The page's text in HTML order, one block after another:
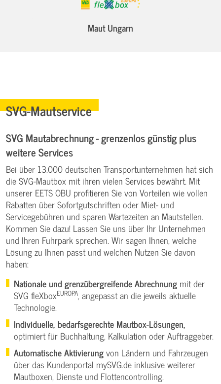
Maut Ungarn
SVG-Mautservice
SVG Mautabrechnung - grenzenlos günstig plus
weitere Services
Bei über 13.000 deutschen Transportunternehmen hat sich
die SVG-Mautbox mit ihren vielen Services bewährt. Mit
unserer EETS OBU profitieren Sie von Vorteilen wie vollen
Rabatten über Sofortgutschriften oder Miet- und
Servicegebühren und sparen Wartezeiten an Mautstellen.
Kommen Sie dazu! Lassen Sie uns über Ihr Unternehmen
und Ihren Fuhrpark sprechen. Wir sagen Ihnen, welche
Lösung zu Ihnen passt und welchen Nutzen Sie davon
haben:
Nationale und grenzübergreifende Abrechnung mit der
SVG fleXboxEUROPA, angepasst an die jeweils aktuelle
Technologie.
Individuelle, bedarfsgerechte Mautbox-Lösungen,
optimiert für Buchhaltung, Kalkulation oder Auftraggeber.
Automatische Aktivierungvon Ländern und Fahrzeugen
über das Kundenportal mySVG.de inklusive weiterer
Mautboxen, Dienste und Flottencontrolling.